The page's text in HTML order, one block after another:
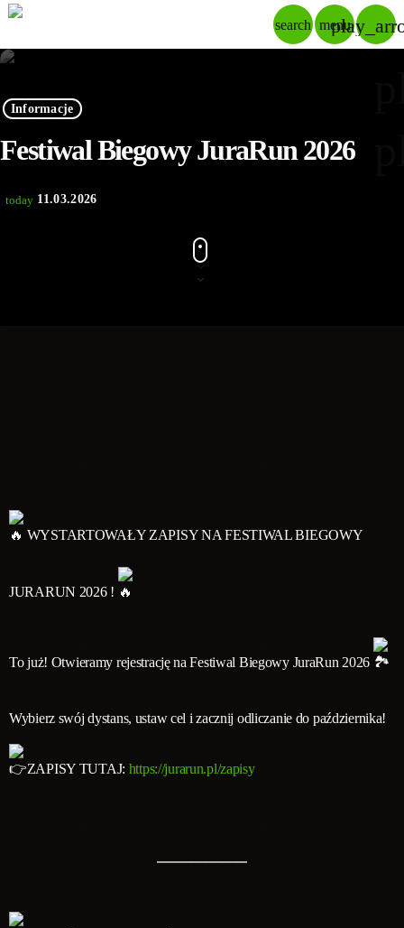
search menu
Informacje
Festiwal Biegowy JuraRun 2026
today 11.03.2026
WYSTARTOWAŁY ZAPISY NA FESTIWAL BIEGOWY
JURARUN 2026 !
To już! Otwieramy rejestrację na Festiwal Biegowy JuraRun 2026
Wybierz swój dystans, ustaw cel i zacznij odliczanie do października!
ZAPISY TUTAJ: https://jurarun.pl/zapisy